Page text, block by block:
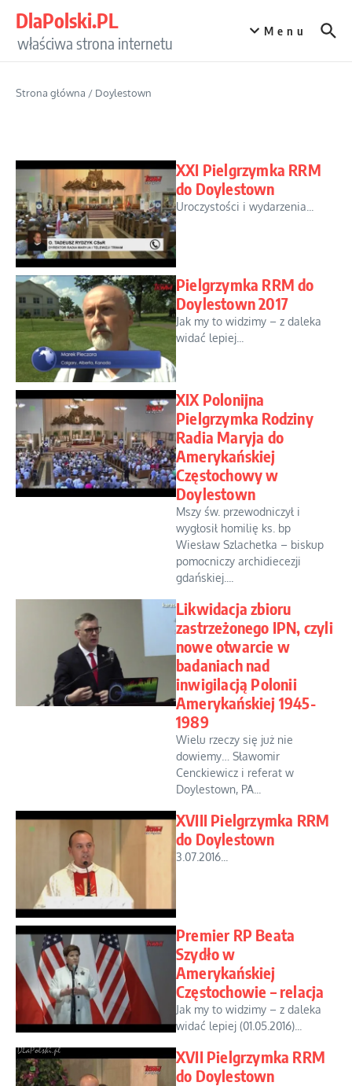
DlaPolski.PL
właściwa strona internetu
Menu
Strona główna / Doylestown
XXI Pielgrzymka RRM
do Doylestown
Uroczystości i wydarzenia...
Pielgrzymka RRM do
Doylestown 2017
Jak my to widzimy – z daleka
widać lepiej...
XIX Polonijna
Pielgrzymka Rodziny
Radia Maryja do
Amerykańskiej
Częstochowy w
Doylestown
Mszy św. przewodniczył i
wygłosił homilię ks. bp
Wiesław Szlachetka – biskup
pomocniczy archidiecezji
gdańskiej....
Likwidacja zbioru
zastrzeżonego IPN, czyli
nowe otwarcie w
badaniach nad
inwigilacją Polonii
Amerykańskiej 1945-
1989
Wielu rzeczy się już nie
dowiemy… Sławomir
Cenckiewicz i referat w
Doylestown, PA...
XVIII Pielgrzymka RRM
do Doylestown
3.07.2016...
Premier RP Beata
Szydło w
Amerykańskiej
Częstochowie – relacja
Jak my to widzimy – z daleka
widać lepiej (01.05.2016)...
XVII Pielgrzymka RRM
do Doylestown